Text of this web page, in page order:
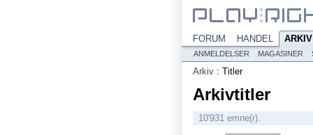
FORUM HANDEL ARKIV
ANMELDELSER MAGASINER
Arkiv : Titler
Arkivtitler
10'931 emne(r).